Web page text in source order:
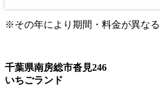
※その年により期間・料金が異な
千葉県南房総市沓見246
いちごランド